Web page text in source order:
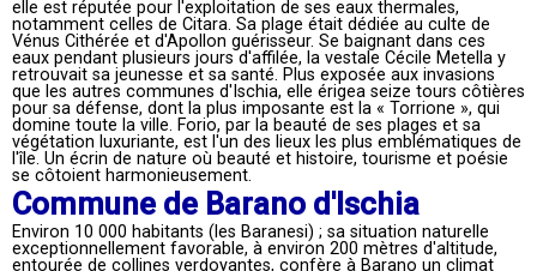
elle est réputée pour l'exploitation de ses eaux thermales,
notamment celles de Citara. Sa plage était dédiée au culte de
Vénus Cithérée et d'Apollon guérisseur. Se baignant dans ces
eaux pendant plusieurs jours d'affilée, la vestale Cécile Metella y
retrouvait sa jeunesse et sa santé. Plus exposée aux invasions
que les autres communes d'Ischia, elle érigea seize tours côtières
pour sa défense, dont la plus imposante est la « Torrione », qui
domine toute la ville. Forio, par la beauté de ses plages et sa
végétation luxuriante, est l'un des lieux les plus emblématiques de
l'île. Un écrin de nature où beauté et histoire, tourisme et poésie
se côtoient harmonieusement.
Commune de Barano d'Ischia
Environ 10 000 habitants (les Baranesi) ; sa situation naturelle
exceptionnellement favorable, à environ 200 mètres d'altitude,
entourée de collines verdoyantes, confère à Barano un climat